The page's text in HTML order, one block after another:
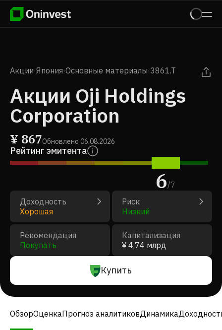
Акции·Япония·Основные материалы·3861.T
Акции Oji Holdings
Corporation
¥ 867Обновлено 06.08.2026
Рейтинг эмитента
6/7
Доходность
Хорошая
Риск
Низкий
Рекомендация
Покупать
Капитализация
¥ 4,74 млрд
Купить
ОбзорОценкаПрогноз аналитиковДинамика